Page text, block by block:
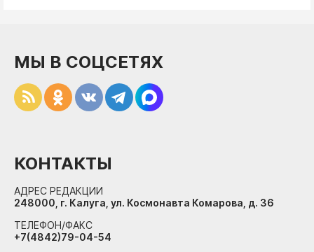
МЫ В СОЦСЕТЯХ
КОНТАКТЫ
АДРЕС РЕДАКЦИИ
248000, г. Калуга, ул. Космонавта Комарова, д. 36
ТЕЛЕФОН/ФАКС
+7(4842)79-04-54